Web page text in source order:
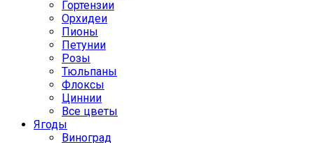
Гортензии
Орхидеи
Пионы
Петунии
Розы
Тюльпаны
Флоксы
Циннии
Все цветы
Ягоды
Виноград